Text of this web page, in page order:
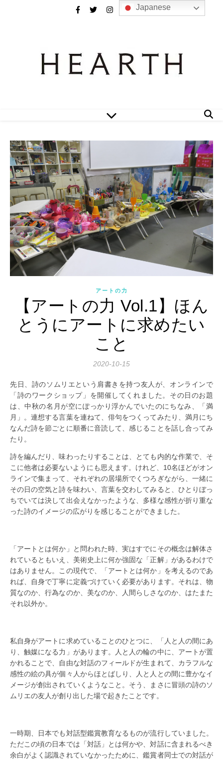
アートの力
【アートの力 Vol.1】ほん
とうにアートに求めたい
こと
2020-10-15
先日、詩のソムリエという肩書きを持つ友人が、オンラインで
「詩のワークショップ」を開催してくれました。その日のお題
は、中秋の名月が空にぽっかり浮かんでいたのにちなみ、「満
月」。連想する言葉を連ねて、俳句をつくってみたり、満月にち
なんだ詩を節ごとに順番に音読して、感じることを話し合ってみ
たり。
詩を編んだり、味わったりすることは、とても内的な作業で、そ
こに他者は必要ないようにも思えます。けれど、10名ほどがオン
ラインで集まって、それぞれの居場所でくつろぎながら、一緒に
その日の空気と詩を味わい、言葉を交わしてみると、ひとりぼっ
ちでいては決して出会えなかったような、多様な感性が折り重な
った詩のイメージの広がりを感じることができました。
「アートとは何か」と問われた時、実はすでにその概念は解体さ
れているともいえ、美術史上に何か強固な「正解」があるわけで
はありません。この現代で、「アートとは何か」を考えるのであ
れば、自身で丁寧に定義づけていく必要があります。それは、物
質なのか、行為なのか、美なのか、人間らしさなのか、はたまた
それ以外か。
私自身がアートに求めていることのひとつに、「人と人の間にあ
り、触媒になる力」があります。人と人の輪の中に、アートが置
かれることで、自由な対話のフィールドが生まれて、カラフルな
感性の絵の具が個々人からほとばしり、人と人との間に豊かなイ
メージが創出されていくようなこと。そう、まさに冒頭の詩のソ
ムリエの友人が創り出した場で起きたことです。
一時期、日本でも対話型鑑賞教育なるものが流行していました。
ただこの頃の日本では「対話」とは何かや、対話に含まれるべき
余白がよく認識されていなかったために、鑑賞者同士での対話が
Japanese